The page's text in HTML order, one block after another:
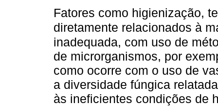
Fatores como higienização,
diretamente relacionados à
inadequada, com uso de
de microrganismos, por
como ocorre com o uso de
a diversidade fúngica
às ineficientes condições de